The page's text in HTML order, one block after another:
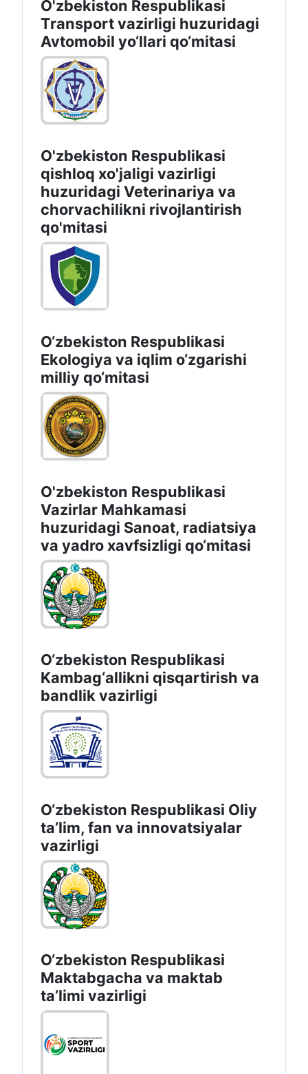
O'zbekiston Respublikasi
Transport vazirligi huzuridagi
Avtomobil yo‘llari qo‘mitasi
O'zbekiston Respublikasi
qishloq xo'jaligi vazirligi
huzuridagi Veterinariya va
chorvachilikni rivojlantirish
qo'mitasi
O‘zbekiston Respublikasi
Ekologiya va iqlim o‘zgarishi
milliy qo‘mitasi
O'zbekiston Respublikasi
Vazirlar Mahkamasi
huzuridagi Sanoat, radiatsiya
va yadro xavfsizligi qo‘mitasi
O‘zbekiston Respublikasi
Kambag‘allikni qisqartirish va
bandlik vazirligi
O‘zbekiston Respublikasi Oliy
taʼlim, fan va innovatsiyalar
vazirligi
O‘zbekiston Respublikasi
Maktabgacha va maktab
taʼlimi vazirligi